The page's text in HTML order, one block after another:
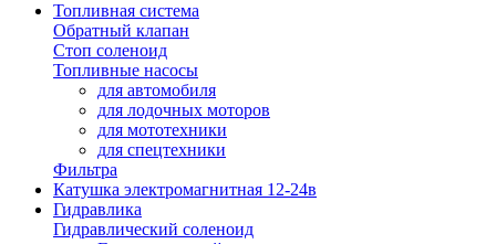
Топливная система
Обратный клапан
Стоп соленоид
Топливные насосы
для автомобиля
для лодочных моторов
для мототехники
для спецтехники
Фильтра
Катушка электромагнитная 12-24в
Гидравлика
Гидравлический соленоид